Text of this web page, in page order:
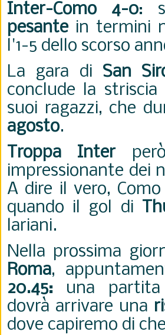
Inter-Como 4-0:
pesantein termini
l'1-5 dello scorso
La gara di San
conclude la
suoi ragazzi, che
agosto.
Troppa Inter
impressionante dei
A dire il vero, Como
quando il gol di
lariani.
Nella prossima
Roma,
20.45: una partita
dovrà arrivare una
dove capiremo di